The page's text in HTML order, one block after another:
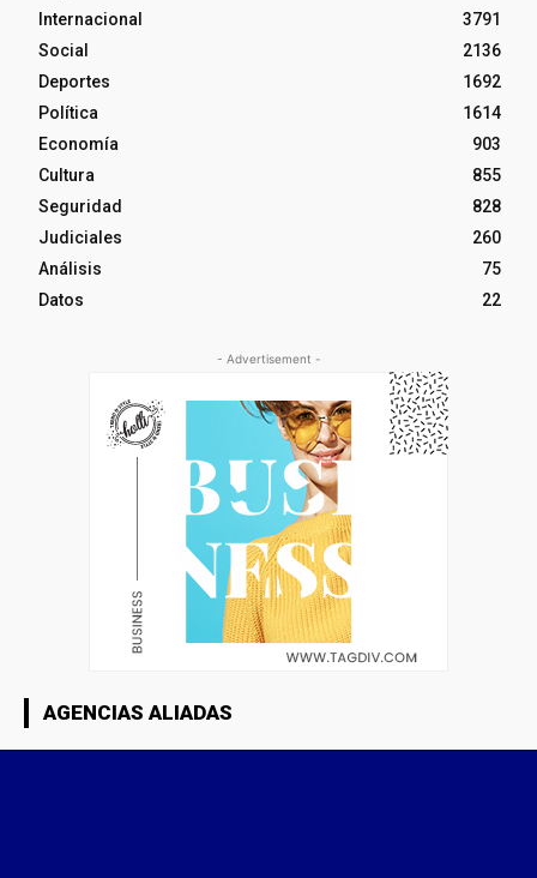
Internacional
3791
Social
2136
Deportes
1692
Política
1614
Economía
903
Cultura
855
Seguridad
828
Judiciales
260
Análisis
75
Datos
22
- Advertisement -
AGENCIAS ALIADAS